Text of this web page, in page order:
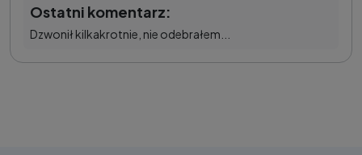
Ostatni komentarz:
Dzwonił kilkakrotnie, nie odebrałem...